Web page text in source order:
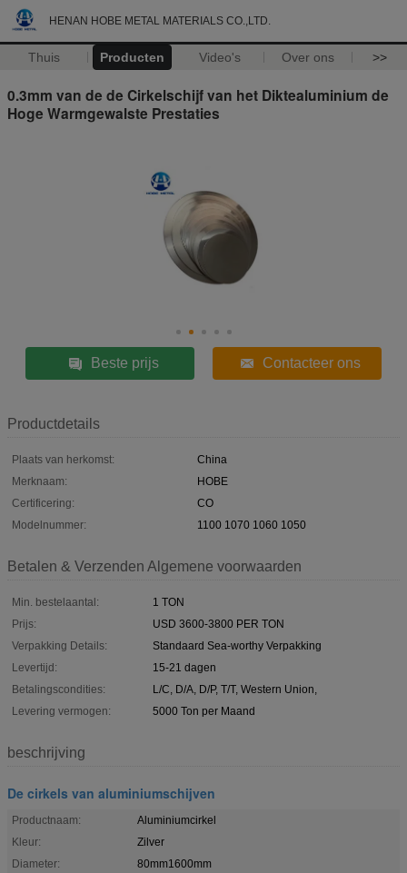
HENAN HOBE METAL MATERIALS CO.,LTD.
Thuis Producten Video's Over ons >>
0.3mm van de de Cirkelschijf van het Diktealuminium de
Hoge Warmgewalste Prestaties
Beste prijs Contacteer ons
Productdetails
Plaats van herkomst:
China
Merknaam:
HOBE
Certificering:
CO
Modelnummer:
1100 1070 1060 1050
Betalen & Verzenden Algemene voorwaarden
Min. bestelaantal:
1 TON
Prijs:
USD 3600-3800 PER TON
Verpakking Details:
Standaard Sea-worthy Verpakking
Levertijd:
15-21 dagen
Betalingscondities:
L/C, D/A, D/P, T/T, Western Union,
Levering vermogen:
5000 Ton per Maand
beschrijving
De cirkels van aluminiumschijven
Productnaam:
Aluminiumcirkel
Kleur:
Zilver
Diameter:
80mm1600mm